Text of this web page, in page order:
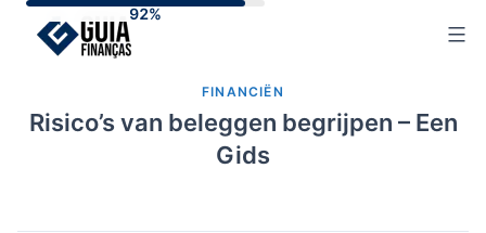
FINANCIËN
Risico’s van beleggen begrijpen – Een
Gids